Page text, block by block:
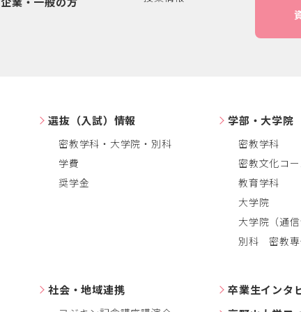
選抜（入試）情報
密教学科・大学院・別科
学費
奨学金
学部・大学院
密教学科
密教文化コ
教育学科
大学院
大学院（通
別科 密教専
社会・地域連携
卒業生インタ